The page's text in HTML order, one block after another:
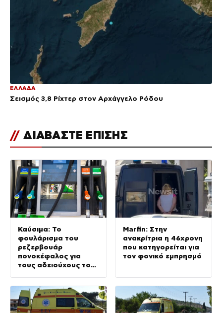
ΕΛΛΑΔΑ
Σεισμός 3,8 Ρίχτερ στον Αρχάγγελο Ρόδου
// ΔΙΑΒΑΣΤΕ ΕΠΙΣΗΣ
Καύσιμα: Το
φουλάρισμα του
ρεζερβουάρ
πονοκέφαλος για
τους αδειούχους του
Marfin: Στην
ανακρίτρια η 46χρονη
που κατηγορείται για
τον φονικό εμπρησμό